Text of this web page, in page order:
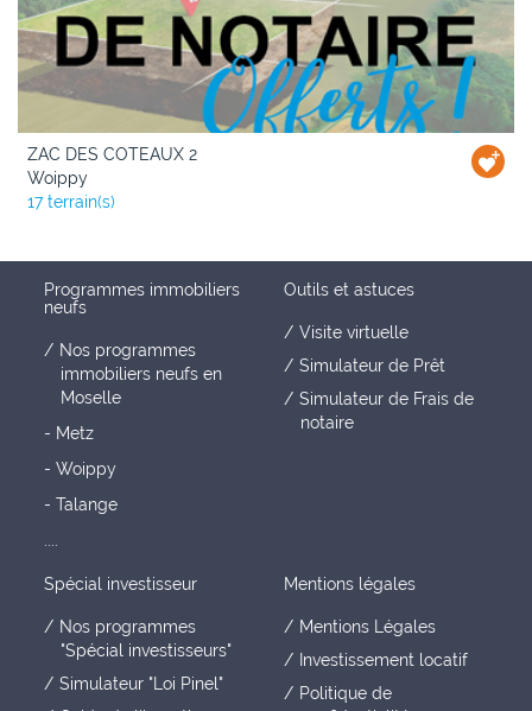
ZAC DES COTEAUX 2
Woippy
17 terrain(s)
Programmes immobiliers
neufs
Nos programmes
immobiliers neufs en
Moselle
- Metz
- Woippy
- Talange
....
Outils et astuces
Visite virtuelle
Simulateur de Prêt
Simulateur de Frais de
notaire
Spécial investisseur
Nos programmes
"Spécial investisseurs"
Simulateur "Loi Pinel"
Mentions légales
Mentions Légales
Investissement locatif
Politique de